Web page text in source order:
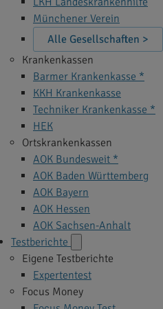
Münchener Verein
Alle Gesellschaften >
Krankenkassen
Barmer Krankenkasse *
KKH Krankenkasse
Techniker Krankenkasse *
HEK
Ortskrankenkassen
AOK Bundesweit *
AOK Baden Württemberg
AOK Bayern
AOK Hessen
AOK Sachsen-Anhalt
Testberichte
Eigene Testberichte
Expertentest
Focus Money